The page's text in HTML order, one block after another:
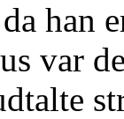
han
var